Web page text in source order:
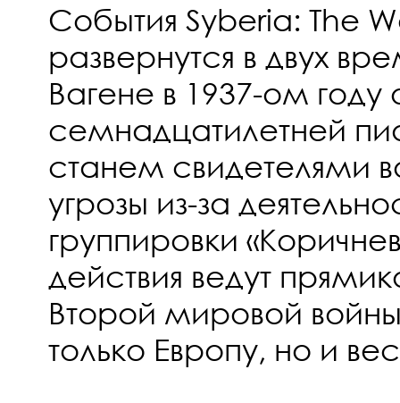
События Syberia: The
развернутся в двух
Вагене в 1937-ом году
семнадцатилетней
станем свидетелями
угрозы из-за
группировки
действия ведут
Второй мировой
только Европу, но и